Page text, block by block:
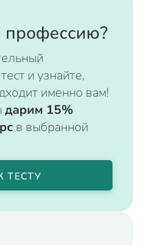
профессию?
и узнайте,
именно вам!
дарим 15%
в выбранной
ТЕСТУ